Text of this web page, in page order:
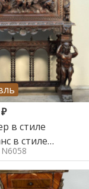
в стиле
в стиле
ренессанс, 19 век